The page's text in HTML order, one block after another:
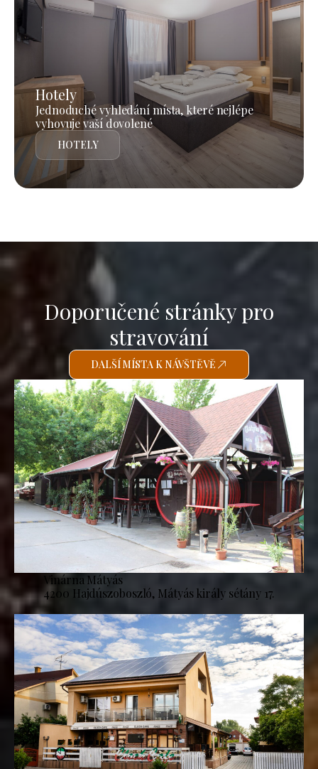
Hotely
Jednoduché vyhledání místa, které nejlépe
vyhovuje vaší dovolené
HOTELY
Doporučené stránky pro
stravování
DALŠÍ MÍSTA K NÁVŠTĚVĚ
Vinárna Mátyás
4200 Hajdúszoboszló, Mátyás király sétány 17.